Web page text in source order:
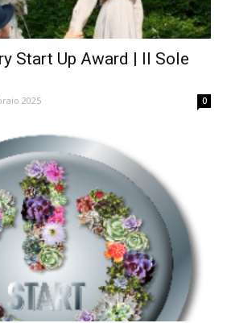
Start Up Award | Il Sole
2025 0